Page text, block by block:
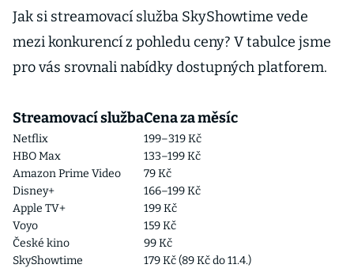
Jak si streamovací služba SkyShowtime vede
mezi konkurencí z pohledu ceny? V tabulce jsme
pro vás srovnali nabídky dostupných platforem.
Streamovací službaCena za měsíc
Netflix
199–319 Kč
HBO Max
133–199 Kč
Amazon Prime Video
79 Kč
Disney+
166–199 Kč
Apple TV+
199 Kč
Voyo
159 Kč
České kino
99 Kč
SkyShowtime
179 Kč (89 Kč do 11.4.)